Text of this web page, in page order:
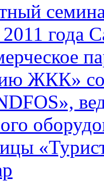
года
ЖКК»